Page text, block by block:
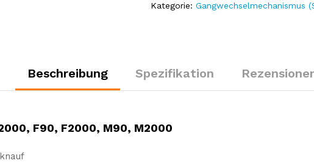
F90,
Kategorie:Gangwechselmechanismus
Beschreibung Spezifikation
F90, F2000, M90, M2000